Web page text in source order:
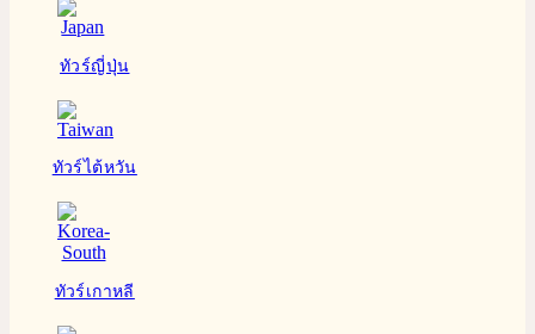
ทัวร์ญี่ปุ่น
ทัวร์ไต้หวัน
ทัวร์เกาหลี